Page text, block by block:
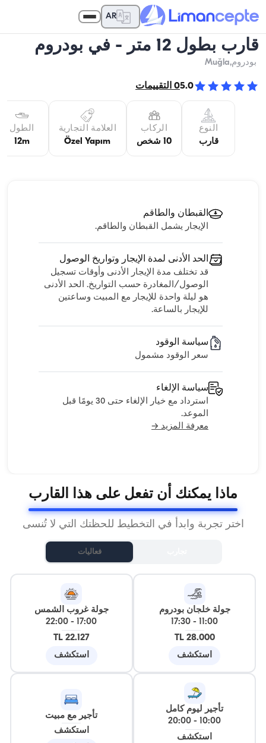
AR
قارب بطول 12 متر - في بودروم
بودروم,Muğla
5.0
0 التقييمات
النوع
قارب
الركاب
10 شخص
العلامة التجارية
Özel Yapım
الطول
12m
القبطان والطاقم
الإيجار يشمل القبطان والطاقم.
الحد الأدنى لمدة الإيجار وتواريخ الوصول
قد تختلف مدة الإيجار الأدنى وأوقات تسجيل
الوصول/المغادرة حسب التواريخ. الحد الأدنى
هو ليلة واحدة للإيجار مع المبيت وساعتين
للإيجار بالساعة.
سياسة الوقود
سعر الوقود مشمول
سياسة الإلغاء
استرداد مع خيار الإلغاء حتى 30 يومًا قبل
الموعد.
معرفة المزيد →
ماذا يمكنك أن تفعل على هذا القارب
اختر تجربة وابدأ في التخطيط للحظتك التي لا تُنسى
فعاليات
جولة خلجان بودروم
11:00
-
17:30
28.000 TL
استكشف
جولة غروب الشمس
17:00
-
22:00
22.127 TL
استكشف
تأجير ليوم كامل
10:00
-
20:00
استكشف
تأجير مع مبيت
استكشف